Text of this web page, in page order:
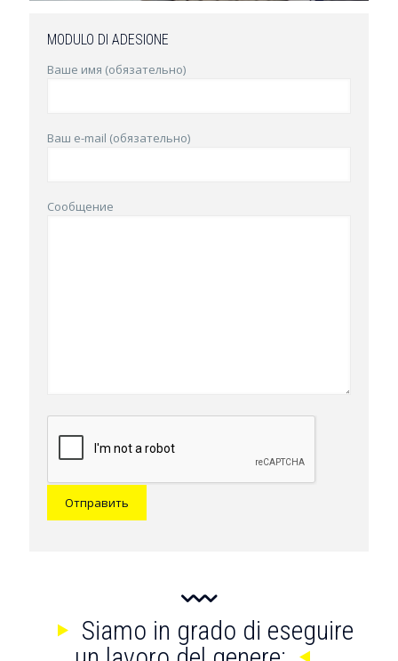
MODULO DI ADESIONE
Ваше имя (обязательно)
Ваш e-mail (обязательно)
Сообщение
Siamo in grado di eseguire